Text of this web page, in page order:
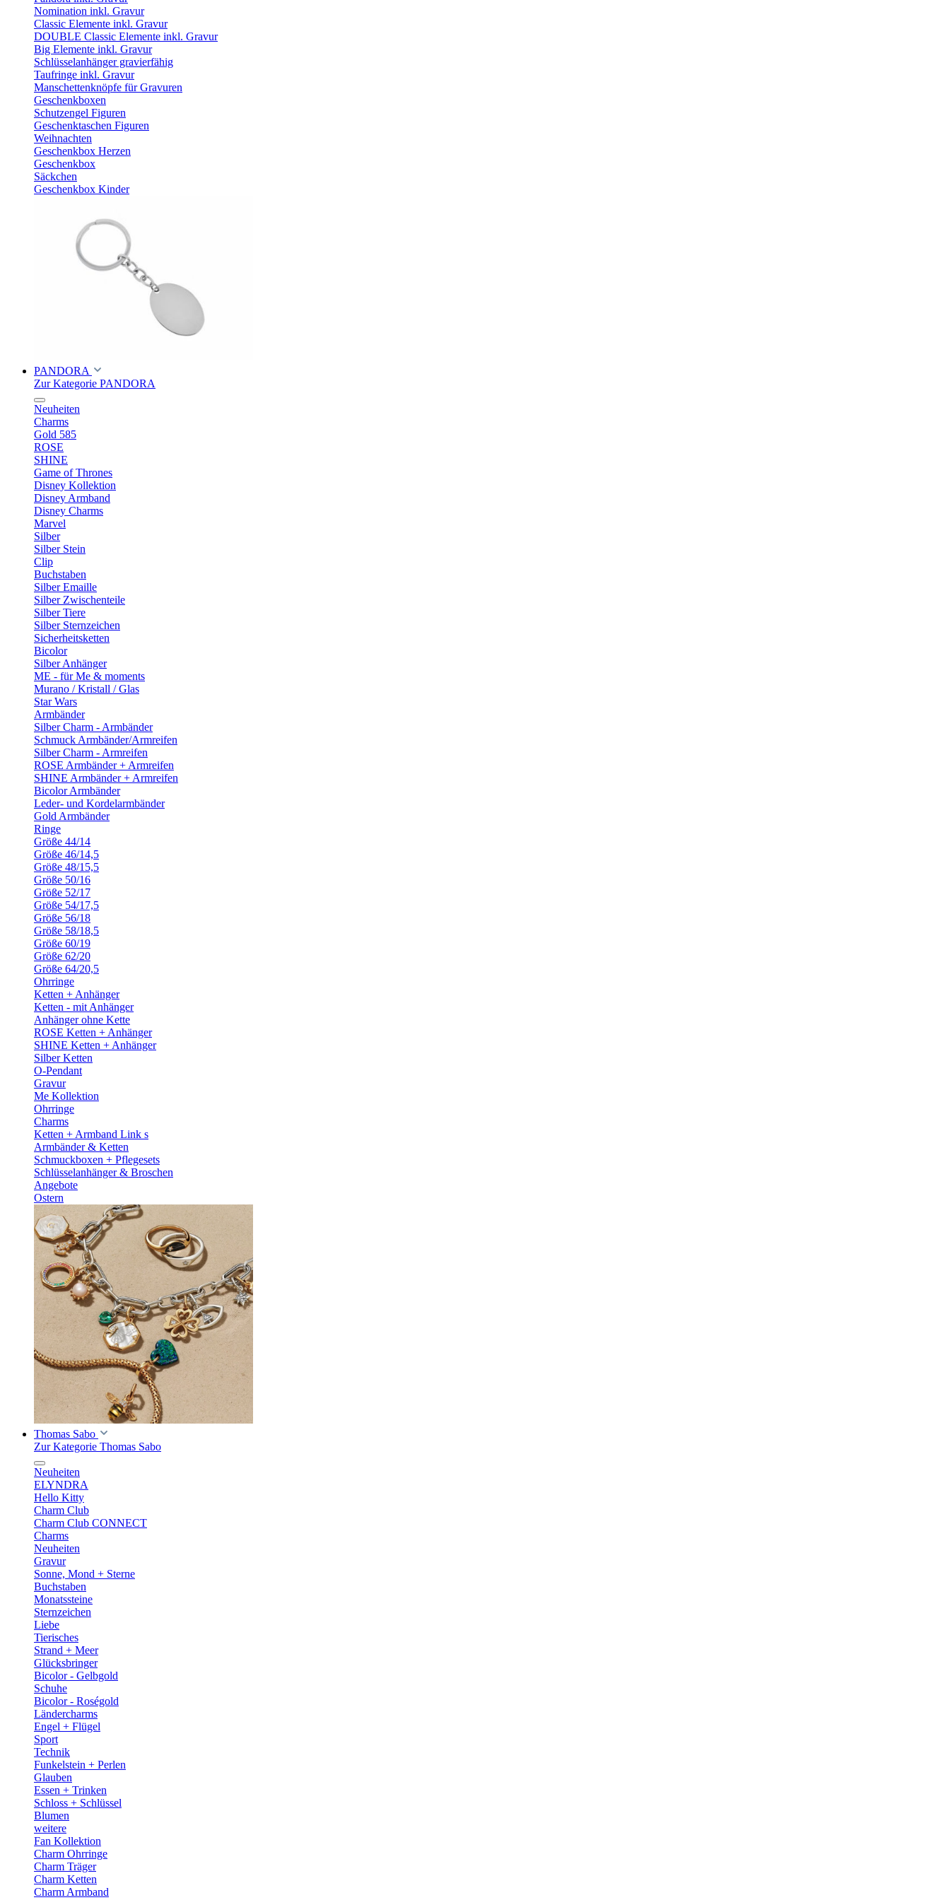
Nomination inkl. Gravur
Classic Elemente inkl. Gravur
DOUBLE Classic Elemente inkl. Gravur
Big Elemente inkl. Gravur
Schlüsselanhänger gravierfähig
Taufringe inkl. Gravur
Manschettenknöpfe für Gravuren
Geschenkboxen
Schutzengel Figuren
Geschenktaschen Figuren
Weihnachten
Geschenkbox Herzen
Geschenkbox
Säckchen
Geschenkbox Kinder
PANDORA
Zur Kategorie PANDORA
Neuheiten
Charms
Gold 585
ROSE
SHINE
Game of Thrones
Disney Kollektion
Disney Armband
Disney Charms
Marvel
Silber
Silber Stein
Clip
Buchstaben
Silber Emaille
Silber Zwischenteile
Silber Tiere
Silber Sternzeichen
Sicherheitsketten
Bicolor
Silber Anhänger
ME - für Me & moments
Murano / Kristall / Glas
Star Wars
Armbänder
Silber Charm - Armbänder
Schmuck Armbänder/Armreifen
Silber Charm - Armreifen
ROSE Armbänder + Armreifen
SHINE Armbänder + Armreifen
Bicolor Armbänder
Leder- und Kordelarmbänder
Gold Armbänder
Ringe
Größe 44/14
Größe 46/14,5
Größe 48/15,5
Größe 50/16
Größe 52/17
Größe 54/17,5
Größe 56/18
Größe 58/18,5
Größe 60/19
Größe 62/20
Größe 64/20,5
Ohrringe
Ketten + Anhänger
Ketten - mit Anhänger
Anhänger ohne Kette
ROSE Ketten + Anhänger
SHINE Ketten + Anhänger
Silber Ketten
O-Pendant
Gravur
Me Kollektion
Ohrringe
Charms
Ketten + Armband Link s
Armbänder & Ketten
Schmuckboxen + Pflegesets
Schlüsselanhänger & Broschen
Angebote
Ostern
Thomas Sabo
Zur Kategorie Thomas Sabo
Neuheiten
ELYNDRA
Hello Kitty
Charm Club
Charm Club CONNECT
Charms
Neuheiten
Gravur
Sonne, Mond + Sterne
Buchstaben
Monatssteine
Sternzeichen
Liebe
Tierisches
Strand + Meer
Glücksbringer
Bicolor - Gelbgold
Schuhe
Bicolor - Roségold
Ländercharms
Engel + Flügel
Sport
Technik
Funkelstein + Perlen
Glauben
Essen + Trinken
Schloss + Schlüssel
Blumen
weitere
Fan Kollektion
Charm Ohrringe
Charm Träger
Charm Ketten
Charm Armband